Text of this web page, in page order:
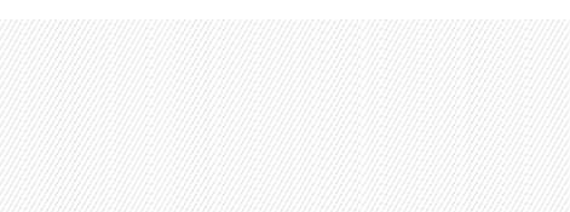
Skip to main content